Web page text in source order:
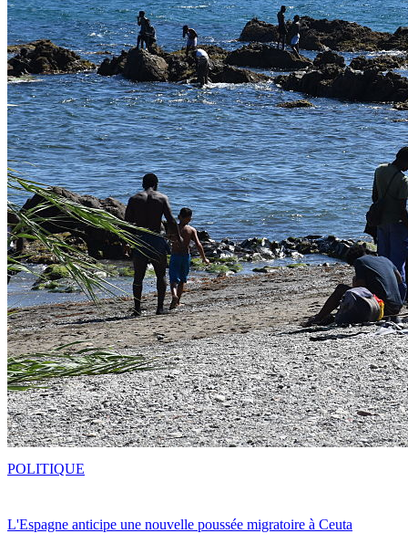
L'Espagne anticipe une nouvelle poussée migratoire à Ceuta
POLITIQUE